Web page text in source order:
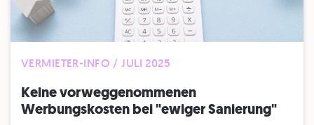
VERMIETER-INFO / JULI 2025
Keine vorweggenommenen
Werbungskosten bei "ewiger Sanierung"